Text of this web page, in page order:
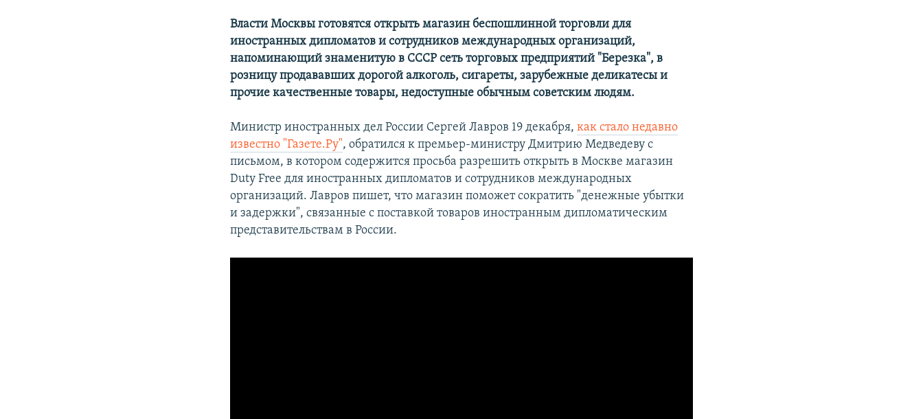
Власти Москвы готовятся открыть магазин беспошлинной торговли для
иностранных дипломатов и сотрудников международных организаций,
напоминающий знаменитую в СССР сеть торговых предприятий "Березка", в
розницу продававших дорогой алкоголь, сигареты, зарубежные деликатесы и
прочие качественные товары, недоступные обычным советским людям.
Министр иностранных дел России Сергей Лавров 19 декабря,как стало недавно
известно "Газете.Ру", обратился к премьер-министру Дмитрию Медведеву с
письмом, в котором содержится просьба разрешить открыть в Москве магазин
Duty Free для иностранных дипломатов и сотрудников международных
организаций. Лавров пишет, что магазин поможет сократить "денежные убытки
и задержки", связанные с поставкой товаров иностранным дипломатическим
представительствам в России.